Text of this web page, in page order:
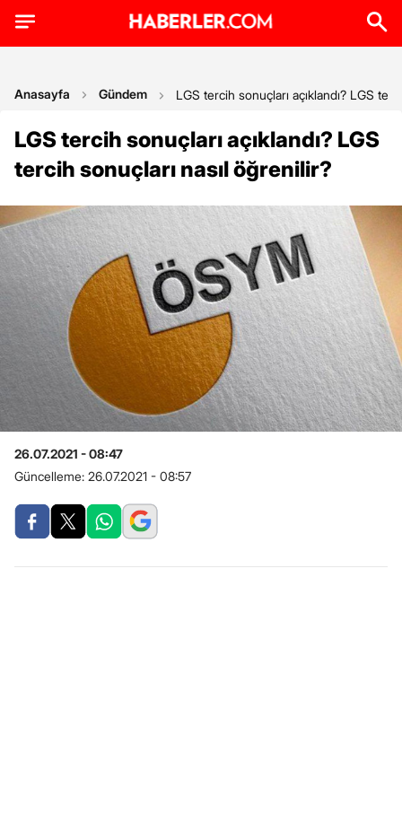
Anasayfa Gündem LGS tercih sonuçları açıklandı? LGS
LGS tercih sonuçları açıklandı? LGS
tercih sonuçları nasıl öğrenilir?
26.07.2021 - 08:47
Güncelleme: 26.07.2021 - 08:57